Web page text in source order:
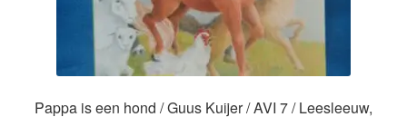
Pappa is een hond / Guus Kuijer / AVI 7 / Leesleeuw,